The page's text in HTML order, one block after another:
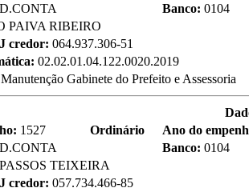
D.CONTA Banco: 0104
PAIVA RIBEIRO
credor: 064.937.306-51
02.02.01.04.122.0020.2019
Manutenção Gabinete do Prefeito e Assessoria
1527 Ordinário
Ano do
D.CONTA Banco: 0104
TEIXEIRA
credor: 057.734.466-85